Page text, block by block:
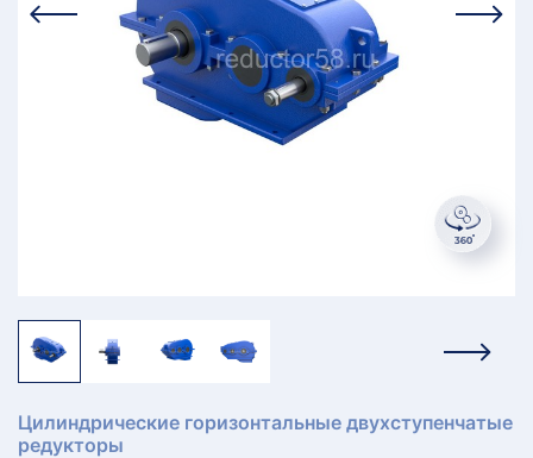
Цилиндрические горизонтальные двухступенчатые
редукторы